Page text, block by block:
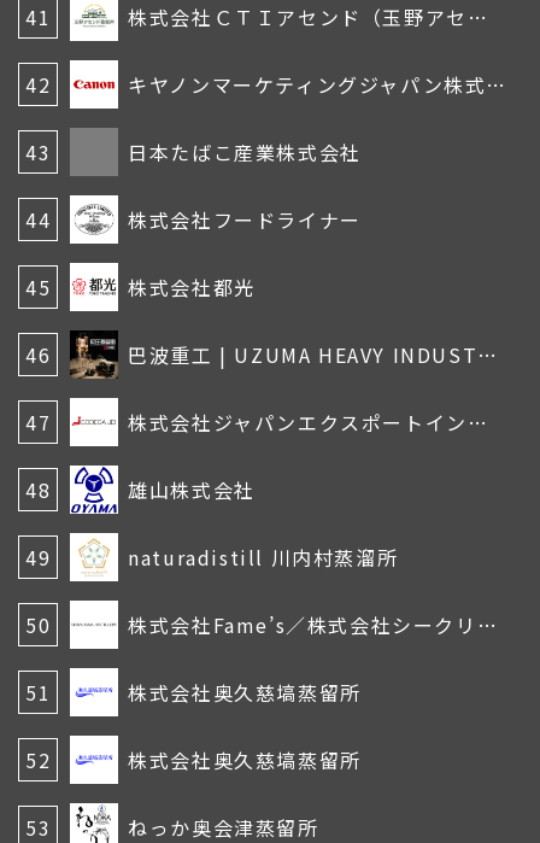
41 株式会社ＣＴＩアセンド（玉野アセンド蒸留所）
42 キヤノンマーケティングジャパン株式会社
43 日本たばこ産業株式会社
44 株式会社フードライナー
45 株式会社都光
46 巴波重工 | UZUMA HEAVY INDUSTRIES
47 株式会社ジャパンエクスポートインポート
48 雄山株式会社
49 naturadistill 川内村蒸溜所
50 株式会社Fame’s／株式会社シークリフ・スピリッツ
51 株式会社奥久慈塙蒸留所
52 株式会社奥久慈塙蒸留所
53 ねっか奥会津蒸留所